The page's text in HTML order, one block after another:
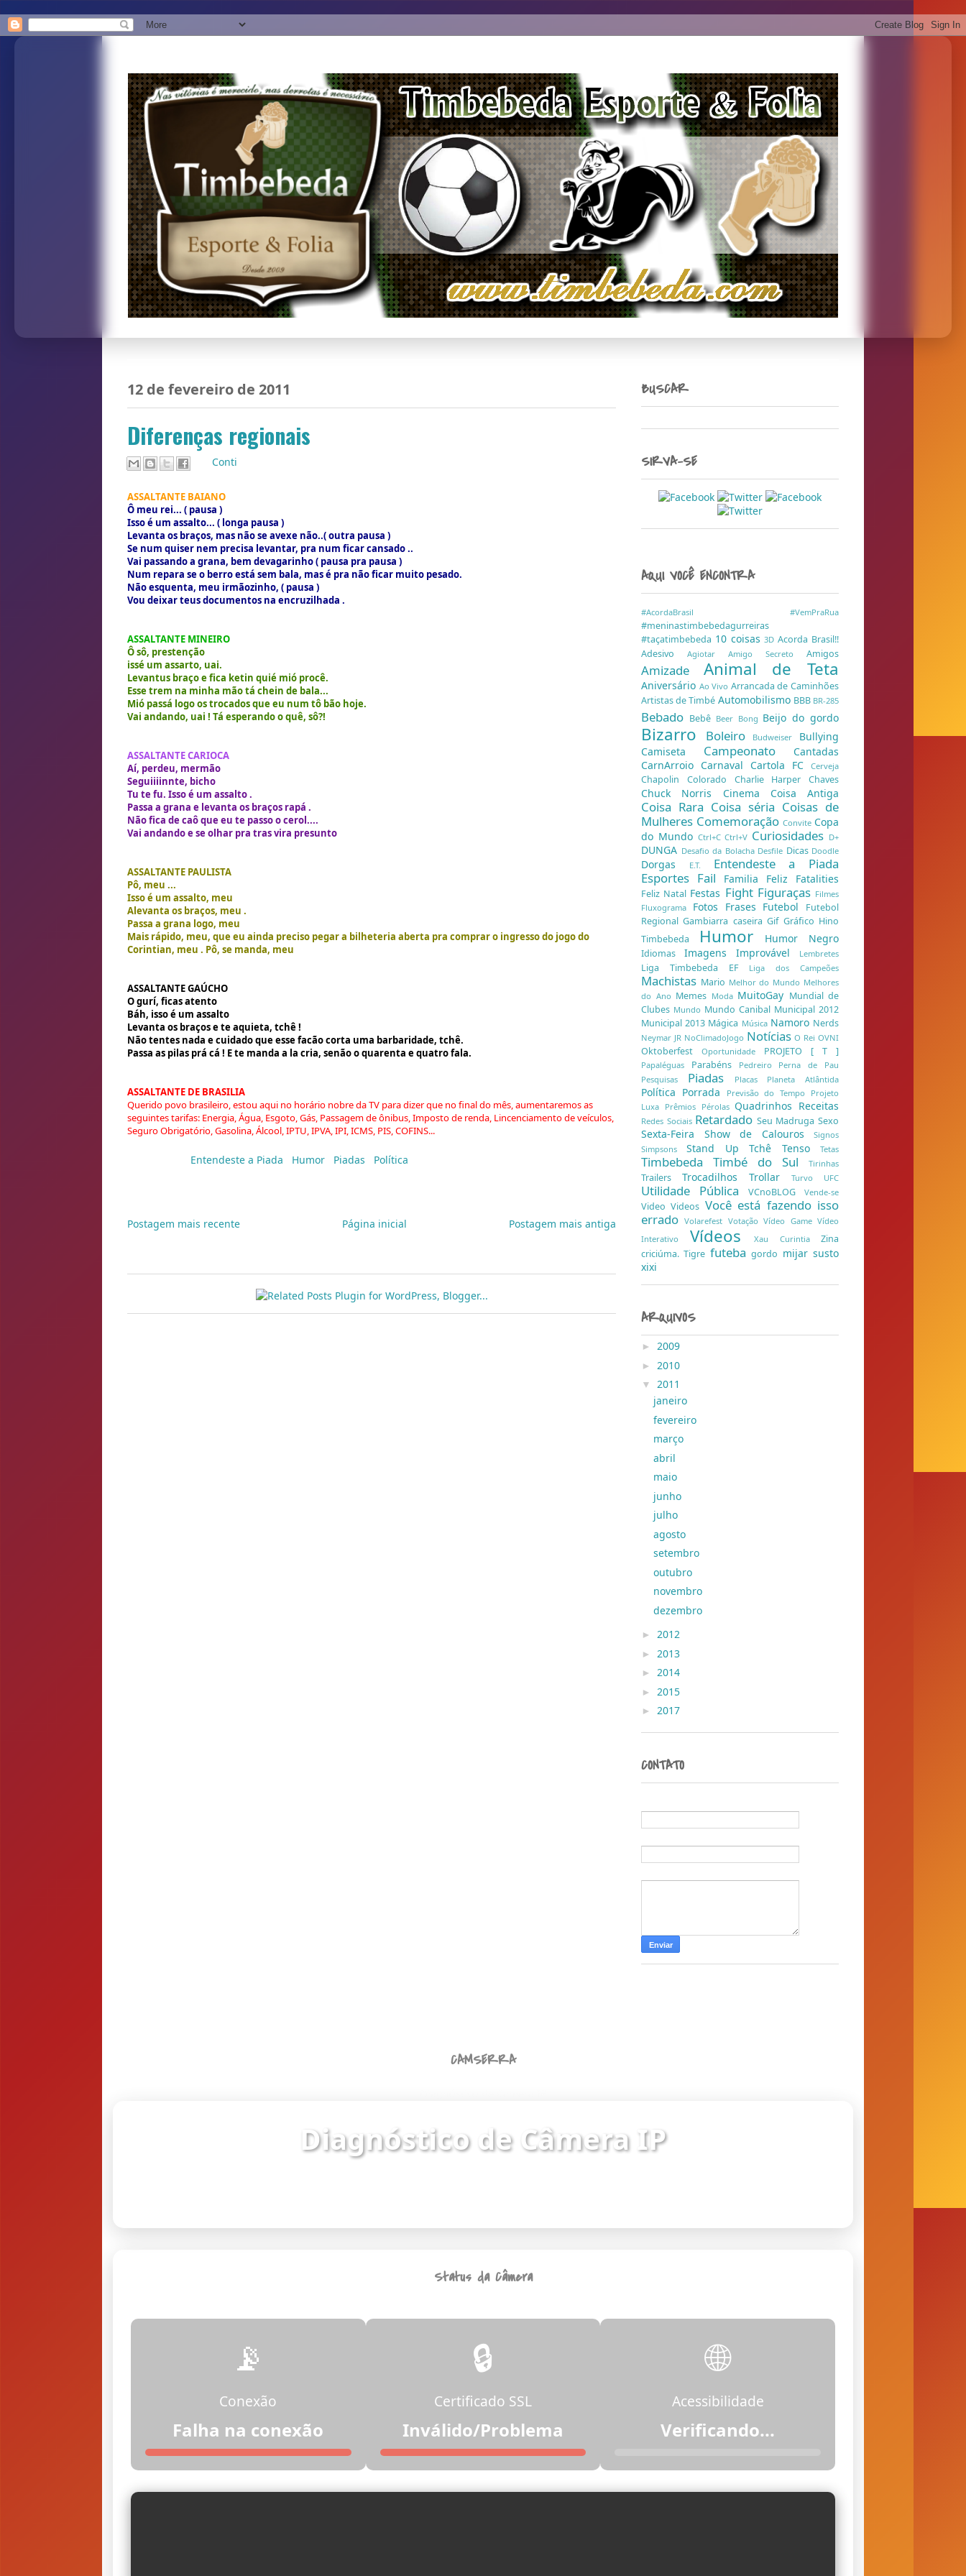
12 de fevereiro de 2011
Diferenças regionais
Conti
ASSALTANTE BAIANO
Ô meu rei... ( pausa )
Isso é um assalto... ( longa pausa )
Levanta os braços, mas não se avexe não..( outra pausa )
Se num quiser nem precisa levantar, pra num ficar cansado ..
Vai passando a grana, bem devagarinho ( pausa pra pausa )
Num repara se o berro está sem bala, mas é pra não ficar muito pesado.
Não esquenta, meu irmãozinho, ( pausa )
Vou deixar teus documentos na encruzilhada .
ASSALTANTE MINEIRO
Ô sô, prestenção
issé um assarto, uai.
Levantus braço e fica ketin quié mió procê.
Esse trem na minha mão tá chein de bala...
Mió passá logo os trocados que eu num tô bão hoje.
Vai andando, uai ! Tá esperando o quê, sô?!
ASSALTANTE CARIOCA
Aí, perdeu, mermão
Seguiiiinnte, bicho
Tu te fu. Isso é um assalto .
Passa a grana e levanta os braços rapá .
Não fica de caô que eu te passo o cerol....
Vai andando e se olhar pra tras vira presunto
ASSALTANTE PAULISTA
Pô, meu ...
Isso é um assalto, meu
Alevanta os braços, meu .
Passa a grana logo, meu
Mais rápido, meu, que eu ainda preciso pegar a bilheteria aberta pra comprar o ingresso do jogo do
Corintian, meu . Pô, se manda, meu
ASSALTANTE GAÚCHO
O gurí, ficas atento
Báh, isso é um assalto
Levanta os braços e te aquieta, tchê !
Não tentes nada e cuidado que esse facão corta uma barbaridade, tchê.
Passa as pilas prá cá ! E te manda a la cria, senão o quarenta e quatro fala.
ASSALTANTE DE BRASILIA
Querido povo brasileiro, estou aqui no horário nobre da TV para dizer que no final do mês, aumentaremos as
seguintes tarifas: Energia, Água, Esgoto, Gás, Passagem de ônibus, Imposto de renda, Lincenciamento de veículos,
Seguro Obrigatório, Gasolina, Álcool, IPTU, IPVA, IPI, ICMS, PIS, COFINS...
Entendeste a Piada Humor Piadas Política
Postagem mais recente Postagem mais antiga
Página inicial
BUSCAR
SIRVA-SE
AQUI VOCÊ ENCONTRA
#AcordaBrasil #VemPraRua
#meninastimbebedagurreiras
#taçatimbebeda 10 coisas3DAcorda Brasil!!
Adesivo Agiotar Amigo Secreto Amigos
Amizade Animal de Teta
Aniversário Ao Vivo Arrancada de Caminhões
Artistas de Timbé Automobilismo BBB BR-285
Bebado Bebê Beer Bong Beijo do gordo
Bizarro Boleiro Budweiser Bullying
Camiseta Campeonato
Cantadas
CarnArroio Carnaval Cartola FC Cerveja
Chapolin Colorado Charlie Harper Chaves
Chuck Norris Cinema Coisa Antiga
Coisa Rara Coisa séria Coisas de
Mulheres Comemoração Convite Copa
do Mundo Ctrl+C Ctrl+V Curiosidades D+
DUNGA Desafio da Bolacha Desfile Dicas Doodle
Dorgas E.T. Entendeste a Piada
Esportes Fail Familia Feliz Fatalities
Feliz Natal Festas Fight Figuraças Filmes
Fluxograma Fotos Frases Futebol
Futebol
RegionalGambiarra caseiraGif Gráfico Hino
Timbebeda
Humor Humor Negro
Idiomas Imagens Improvável Lembretes
Liga Timbebeda EF Liga dos Campeões
Machistas Mario Melhor do Mundo Melhores
do Ano Memes Moda MuitoGay Mundial de
Clubes Mundo Mundo Canibal Municipal 2012
Municipal 2013 Mágica Música Namoro Nerds
Neymar JR NoClimadoJogo NotíciasO ReiOVNI
Oktoberfest Oportunidade PROJETO [ T ]
Papaléguas Parabéns Pedreiro Perna de Pau
Pesquisas Piadas Placas Planeta Atlântida
Política Porrada Previsão do Tempo Projeto
Luxa Prêmios Pérolas Quadrinhos Receitas
Redes Sociais Retardado Seu MadrugaSexo
Sexta-Feira Show de Calouros
Signos
SimpsonsStand UpTchê TensoTetas
Timbebeda Timbé do Sul Tirinhas
Trailers Trocadilhos Trollar Turvo UFC
Utilidade Pública VCnoBLOG Vende-se
VideoVideos Você está fazendo isso
erradoVolarefest VotaçãoVídeo GameVídeo
Interativo Vídeos Xau Curintia Zina
criciúma. Tigre futebagordo mijarsusto
xixi
ARQUIVOS
► 2009
► 2010
▼ 2011
janeiro
fevereiro
março
abril
maio
junho
julho
agosto
setembro
outubro
novembro
dezembro
► 2012
► 2013
► 2014
► 2015
► 2017
CONTATO
CAMSERRA
Diagnóstico de Câmera IP
Status da Câmera
📡
Conexão
Falha na conexão
🔒
Certificado SSL
Inválido/Problema
🌐
Acessibilidade
Acessível (com